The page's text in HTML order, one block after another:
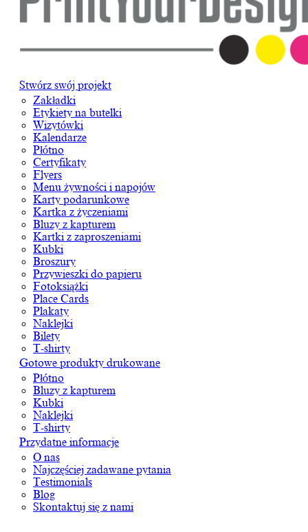
Stwórz swój projekt
Zakładki
Etykiety na butelki
Wizytówki
Kalendarze
Płótno
Certyfikaty
Flyers
Menu żywności i napojów
Karty podarunkowe
Kartka z życzeniami
Bluzy z kapturem
Kartki z zaproszeniami
Kubki
Broszury
Przywieszki do papieru
Fotoksiążki
Place Cards
Plakaty
Naklejki
Bilety
T-shirty
Gotowe produkty drukowane
Płótno
Bluzy z kapturem
Kubki
Naklejki
T-shirty
Przydatne informacje
O nas
Najczęściej zadawane pytania
Testimonials
Blog
Skontaktuj się z nami